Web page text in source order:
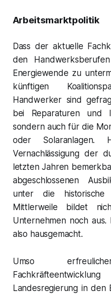
Arbeitsmarktpolitik
Dass der aktuelle
den
Energiewende zu
künftigen
Handwerker sind
bei Reparaturen und
sondern auch für die
oder
Vernachlässigung der
letzten Jahren
abgeschlossenen
unter die historische
Mittlerweile bildet
Unternehmen noch
also hausgemacht.
Umso
Landesregierung in den